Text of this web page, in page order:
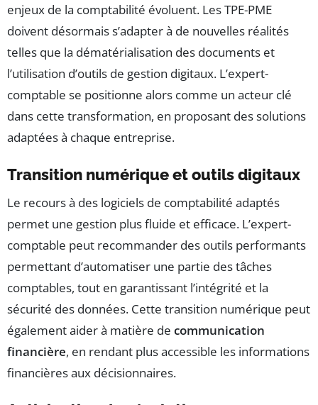
enjeux de la comptabilité évoluent. Les TPE-PME
doivent désormais s’adapter à de nouvelles réalités
telles que la dématérialisation des documents et
l’utilisation d’outils de gestion digitaux. L’expert-
comptable se positionne alors comme un acteur clé
dans cette transformation, en proposant des solutions
adaptées à chaque entreprise.
Transition numérique et outils digitaux
Le recours à des logiciels de comptabilité adaptés
permet une gestion plus fluide et efficace. L’expert-
comptable peut recommander des outils performants
permettant d’automatiser une partie des tâches
comptables, tout en garantissant l’intégrité et la
sécurité des données. Cette transition numérique peut
également aider à matière de communication
financière, en rendant plus accessible les informations
financières aux décisionnaires.